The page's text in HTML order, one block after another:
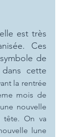
est très
Ces
de
cette
la rentrée
mois de
nouvelle
tête. On va
lune